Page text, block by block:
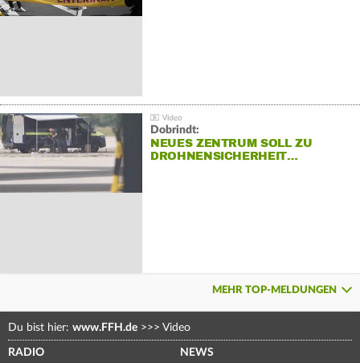
Dobrindt:
NEUES ZENTRUM SOLL ZU
DROHNENSICHERHEIT…
MEHR TOP-MELDUNGEN
Du bist hier: www.FFH.de >>> Video
RADIO NEWS